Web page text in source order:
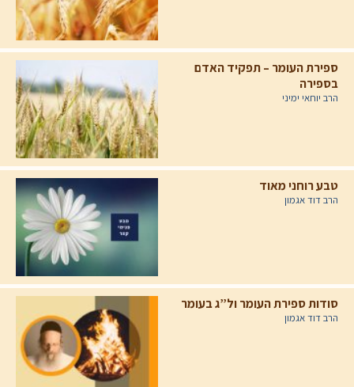
ספירת העומר – תפקיד האדם
בספירה
הרב יוחאי ימיני
טבע רוחני מאוד
הרב דוד אגמון
סודות ספירת העומר ול”ג בעומר
הרב דוד אגמון